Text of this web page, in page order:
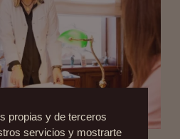
propias y de terceros
servicios y mostrarte